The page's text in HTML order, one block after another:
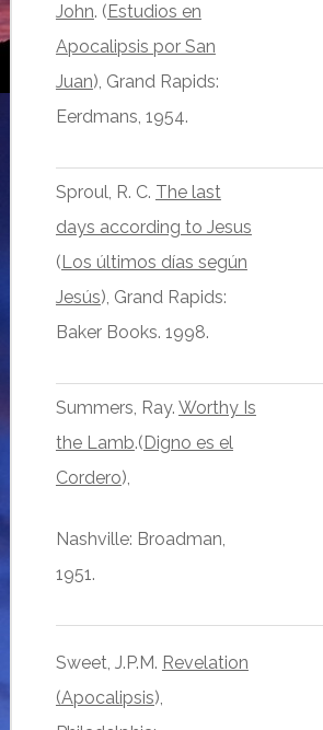
John. (Estudios en
Apocalipsis por San
Juan), Grand Rapids:
Eerdmans, 1954.
Sproul, R. C. The last
days according to Jesus
(Los últimos días según
Jesús), Grand Rapids:
Baker Books. 1998.
Summers, Ray. Worthy Is
the Lamb.(Digno es el
Cordero),
Nashville: Broadman,
1951.
Sweet, J.P.M. Revelation
(Apocalipsis),